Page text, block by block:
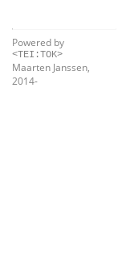
Powered by
<TEI:TOK>
Maarten Janssen,
2014-